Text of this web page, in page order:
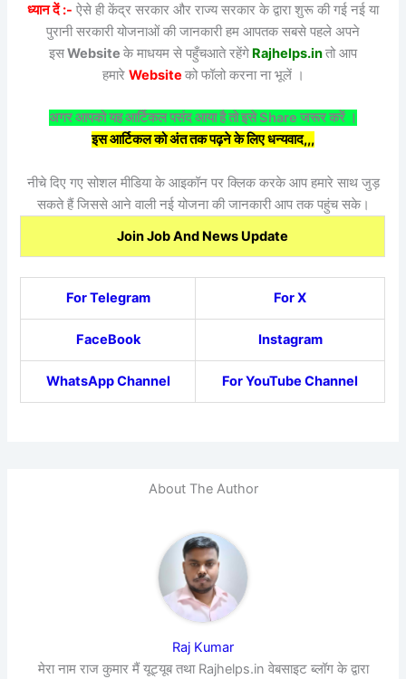
ध्यान दें :- ऐसे ही केंद्र सरकार और राज्य सरकार के द्वारा शुरू की गई नई या
पुरानी सरकारी योजनाओं की जानकारी हम आपतक सबसे पहले अपने
इसWebsite के माधयम से पहुँचआते रहेंगे Rajhelps.inतो आप
हमारे Website को फॉलो करना ना भूलें ।
अगर आपको यह आर्टिकल पसंद आया है तो इसे Share जरूर करें ।
इस आर्टिकल को अंत तक पढ़ने के लिए धन्यवाद,,,
नीचे दिए गए सोशल मीडिया के आइकॉन पर क्लिक करके आप हमारे साथ जुड़
सकते हैं जिससे आने वाली नई योजना की जानकारी आप तक पहुंच सके।
Join Job And News Update
For Telegram For X
FaceBook Instagram
WhatsApp Channel For YouTube Channel
About The Author
Raj Kumar
मेरा नाम राज कुमार मैं यूट्यूब तथा Rajhelps.in वेबसाइट ब्लॉग के द्वारा